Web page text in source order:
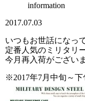
information
2017.07.03
いつもお世話になっ
定番人気のミリタリ
今月再入荷がござい
※2017年7月中旬～下